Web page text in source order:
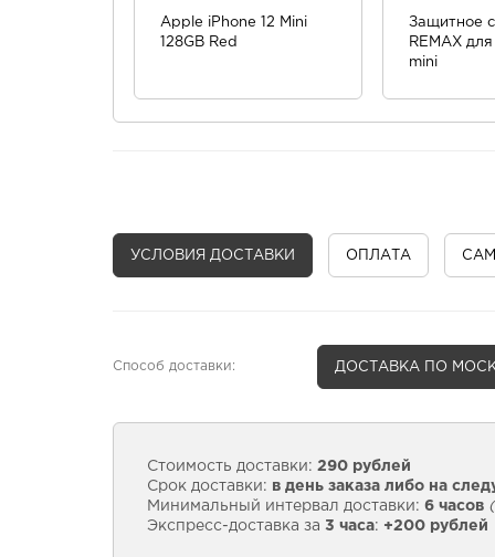
Apple iPhone 12 Mini
128GB Red
Защитное
REMAX
mini
УСЛОВИЯ ДОСТАВКИ ОПЛАТА
Способ доставки: ДОСТАВКА ПО
Стоимость доставки: 290 рублей
Срок доставки: в день заказа либо на
Минимальный интервал доставки: 6 часов
Экспресс-доставка за 3 часа: +200 рублей